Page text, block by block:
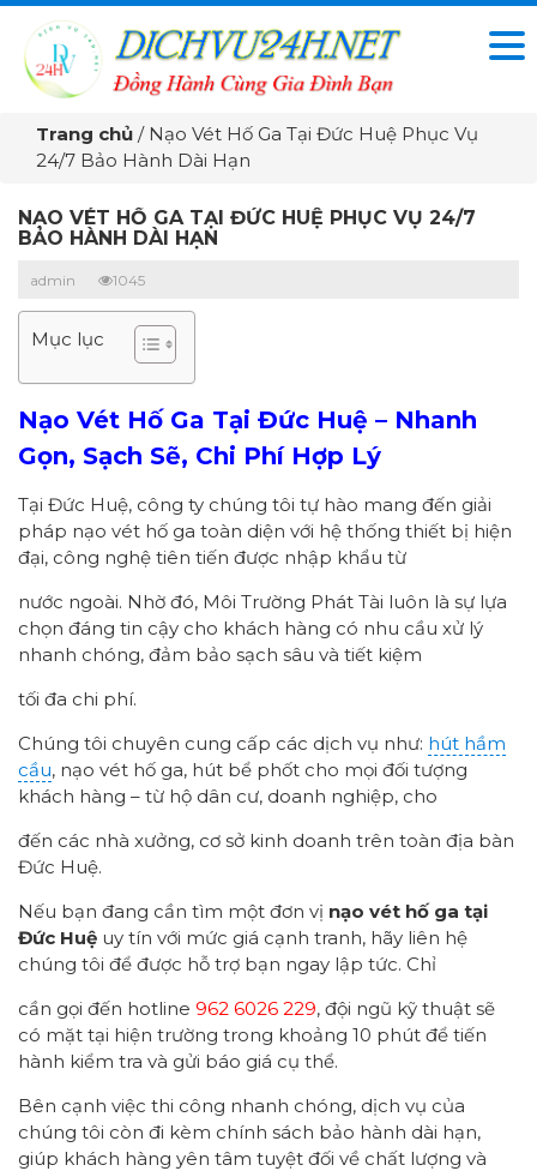
Trang chủ / Nạo Vét Hố Ga Tại Đức Huệ Phục Vụ
24/7 Bảo Hành Dài Hạn
NẠO VÉT HỐ GA TẠI ĐỨC HUỆ PHỤC VỤ 24/7
BẢO HÀNH DÀI HẠN
admin 1045
Mục lục
Nạo Vét Hố Ga Tại Đức Huệ – Nhanh
Gọn, Sạch Sẽ, Chi Phí Hợp Lý
Tại Đức Huệ, công ty chúng tôi tự hào mang đến giải
pháp nạo vét hố ga toàn diện với hệ thống thiết bị hiện
đại, công nghệ tiên tiến được nhập khẩu từ
nước ngoài. Nhờ đó, Môi Trường Phát Tài luôn là sự lựa
chọn đáng tin cậy cho khách hàng có nhu cầu xử lý
nhanh chóng, đảm bảo sạch sâu và tiết kiệm
tối đa chi phí.
Chúng tôi chuyên cung cấp các dịch vụ như: hút hầm
cầu, nạo vét hố ga, hút bể phốt cho mọi đối tượng
khách hàng – từ hộ dân cư, doanh nghiệp, cho
đến các nhà xưởng, cơ sở kinh doanh trên toàn địa bàn
Đức Huệ.
Nếu bạn đang cần tìm một đơn vị nạo vét hố ga tại
Đức Huệ uy tín với mức giá cạnh tranh, hãy liên hệ
chúng tôi để được hỗ trợ bạn ngay lập tức. Chỉ
cần gọi đến hotline 962 6026 229, đội ngũ kỹ thuật sẽ
có mặt tại hiện trường trong khoảng 10 phút để tiến
hành kiểm tra và gửi báo giá cụ thể.
Bên cạnh việc thi công nhanh chóng, dịch vụ của
chúng tôi còn đi kèm chính sách bảo hành dài hạn,
giúp khách hàng yên tâm tuyệt đối về chất lượng và